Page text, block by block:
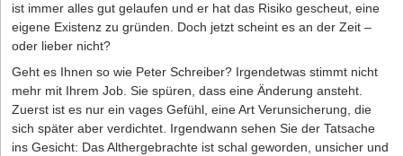
ist immer alles gut gelaufen und er hat das Risiko gescheut, eine
eigene Existenz zu gründen. Doch jetzt scheint es an der Zeit –
oder lieber nicht?
Geht es Ihnen so wie Peter Schreiber? Irgendetwas stimmt nicht
mehr mit Ihrem Job. Sie spüren, dass eine Änderung ansteht.
Zuerst ist es nur ein vages Gefühl, eine Art Verunsicherung, die
sich später aber verdichtet. Irgendwann sehen Sie der Tatsache
ins Gesicht: Das Althergebrachte ist schal geworden, unsicher und